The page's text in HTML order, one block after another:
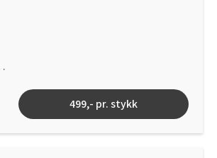
499,- pr. stykk